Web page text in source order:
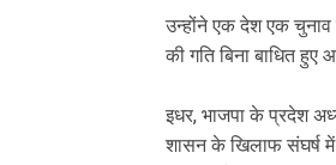
उन्होंने एक देश एक चुनाव
की गति बिना बाधित हुए
इधर, भाजपा के प्रदेश
शासन के खिलाफ संघर्ष में